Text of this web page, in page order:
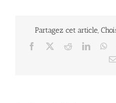
Partagez cet article,
Facebook Reddit